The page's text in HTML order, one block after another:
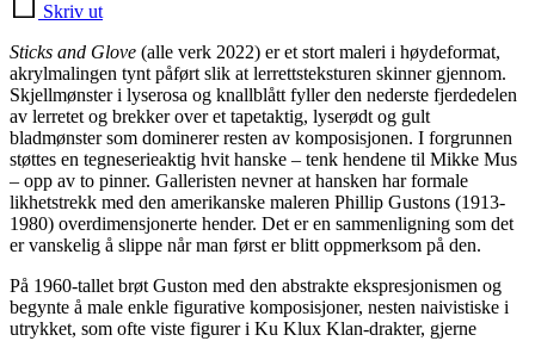
Skriv ut
Sticks and Glove (alle verk 2022) er et stort maleri i høydeformat,
akrylmalingen tynt påført slik at lerrettsteksturen skinner gjennom.
Skjellmønster i lyserosa og knallblått fyller den nederste fjerdedelen
av lerretet og brekker over et tapetaktig, lyserødt og gult
bladmønster som dominerer resten av komposisjonen. I forgrunnen
støttes en tegneserieaktig hvit hanske – tenk hendene til Mikke Mus
– opp av to pinner. Galleristen nevner at hansken har formale
likhetstrekk med den amerikanske maleren Phillip Gustons (1913-
1980) overdimensjonerte hender. Det er en sammenligning som det
er vanskelig å slippe når man først er blitt oppmerksom på den.
På 1960-tallet brøt Guston med den abstrakte ekspresjonismen og
begynte å male enkle figurative komposisjoner, nesten naivistiske i
utrykket, som ofte viste figurer i Ku Klux Klan-drakter, gjerne